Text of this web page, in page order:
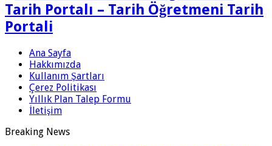
Tarih Portalı – Tarih Öğretmeni Tarih
Portali
Ana Sayfa
Hakkımızda
Kullanım Şartları
Çerez Politikası
Yıllık Plan Talep Formu
İletişim
Breaking News